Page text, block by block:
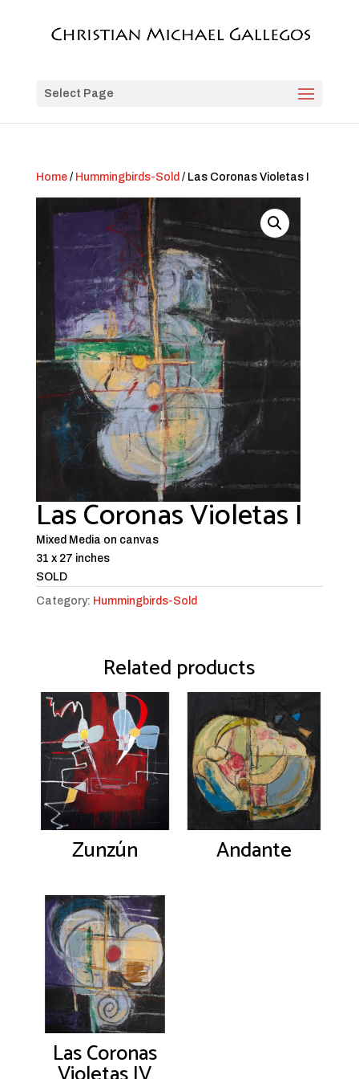
Select Page
Home/ Hummingbirds-Sold / Las Coronas Violetas I
Las Coronas Violetas I
Mixed Media on canvas
31 x 27 inches
SOLD
Category: Hummingbirds-Sold
Related products
Zunzún Andante
Las Coronas